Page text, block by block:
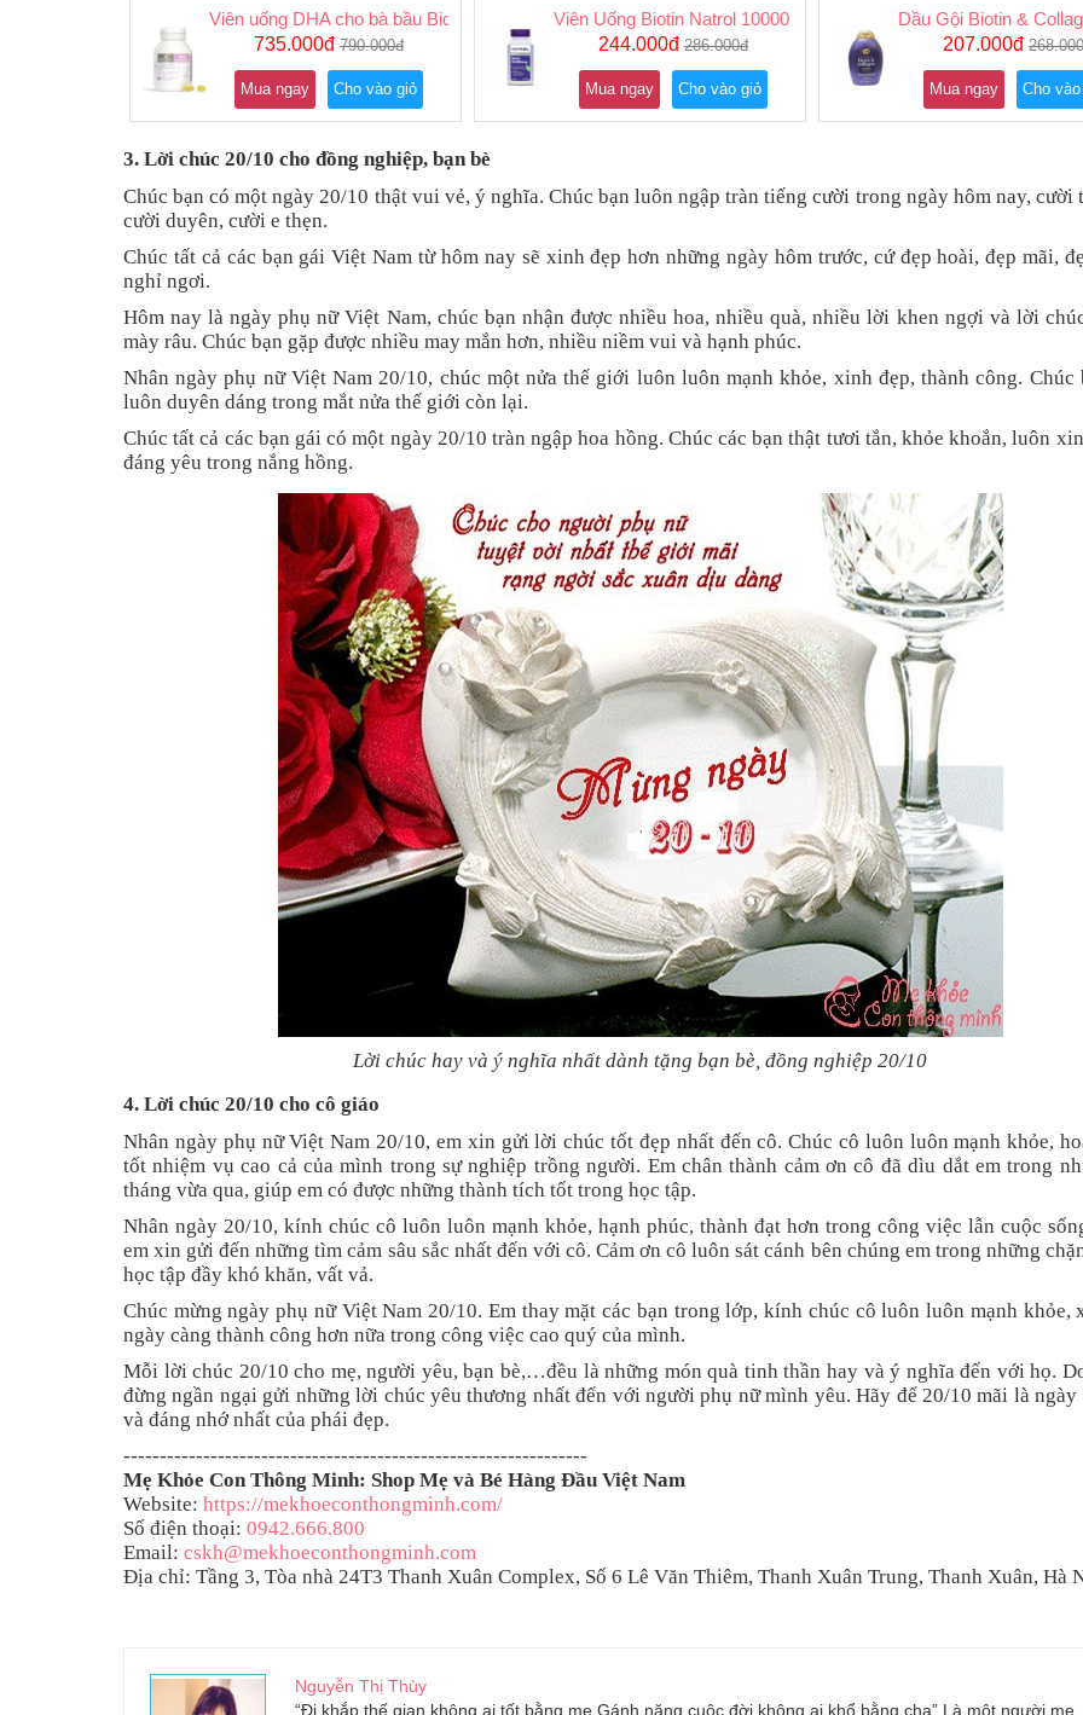
Viên uống DHA cho bà bầu Bio Island
735.000đ 790.000đ
Mua ngay Cho vào giỏ
Viên Uống Biotin Natrol 10000 Mcg Hỗ Trợ Mọc Tóc Của Mỹ
244.000đ 286.000đ
Mua ngay Cho vào giỏ
Dầu Gội Biotin &
207.000đ
Mua ngay Cho
3. Lời chúc 20/10 cho đồng nghiệp, bạn bè
Chúc bạn có một ngày 20/10 thật vui vẻ, ý nghĩa. Chúc bạn luôn ngập tràn tiếng cười trong ngày hôm nay, cười
cười duyên, cười e thẹn.
Chúc tất cả các bạn gái Việt Nam từ hôm nay sẽ xinh đẹp hơn những ngày hôm trước, cứ đẹp hoài, đẹp mãi,
nghỉ ngơi.
Hôm nay là ngày phụ nữ Việt Nam, chúc bạn nhận được nhiều hoa, nhiều quà, nhiều lời khen ngợi và lời
mày râu. Chúc bạn gặp được nhiều may mắn hơn, nhiều niềm vui và hạnh phúc.
Nhân ngày phụ nữ Việt Nam 20/10, chúc một nửa thế giới luôn luôn mạnh khỏe, xinh đẹp, thành công. Chúc
luôn duyên dáng trong mắt nửa thế giới còn lại.
Chúc tất cả các bạn gái có một ngày 20/10 tràn ngập hoa hồng. Chúc các bạn thật tươi tắn, khỏe khoắn, luôn
đáng yêu trong nắng hồng.
Lời chúc hay và ý nghĩa nhất dành tặng bạn bè, đồng nghiệp 20/10
4. Lời chúc 20/10 cho cô giáo
Nhân ngày phụ nữ Việt Nam 20/10, em xin gửi lời chúc tốt đẹp nhất đến cô. Chúc cô luôn luôn mạnh khỏe,
tốt nhiệm vụ cao cả của mình trong sự nghiệp trồng người. Em chân thành cảm ơn cô đã dìu dắt em trong
tháng vừa qua, giúp em có được những thành tích tốt trong học tập.
Nhân ngày 20/10, kính chúc cô luôn luôn mạnh khỏe, hạnh phúc, thành đạt hơn trong công việc lẫn cuộc
em xin gửi đến những tìm cảm sâu sắc nhất đến với cô. Cảm ơn cô luôn sát cánh bên chúng em trong những
học tập đầy khó khăn, vất vả.
Chúc mừng ngày phụ nữ Việt Nam 20/10. Em thay mặt các bạn trong lớp, kính chúc cô luôn luôn mạnh khỏe,
ngày càng thành công hơn nữa trong công việc cao quý của mình.
Mỗi lời chúc 20/10 cho mẹ, người yêu, bạn bè,…đều là những món quà tinh thần hay và ý nghĩa đến với họ.
đừng ngần ngại gửi những lời chúc yêu thương nhất đến với người phụ nữ mình yêu. Hãy để 20/10 mãi là ngày
và đáng nhớ nhất của phái đẹp.
----------------------------------------------------------------
Mẹ Khỏe Con Thông Minh: Shop Mẹ và Bé Hàng Đầu Việt Nam
Website: https://mekhoeconthongminh.com/
Số điện thoại: 0942.666.800
Email: cskh@mekhoeconthongminh.com
Địa chỉ: Tầng 3, Tòa nhà 24T3 Thanh Xuân Complex, Số 6 Lê Văn Thiêm, Thanh Xuân Trung, Thanh Xuân, Hà
Nguyễn Thị Thùy
“Đi khắp thế gian không ai tốt bằng mẹ Gánh nặng cuộc đời không ai khổ bằng cha” Là một người